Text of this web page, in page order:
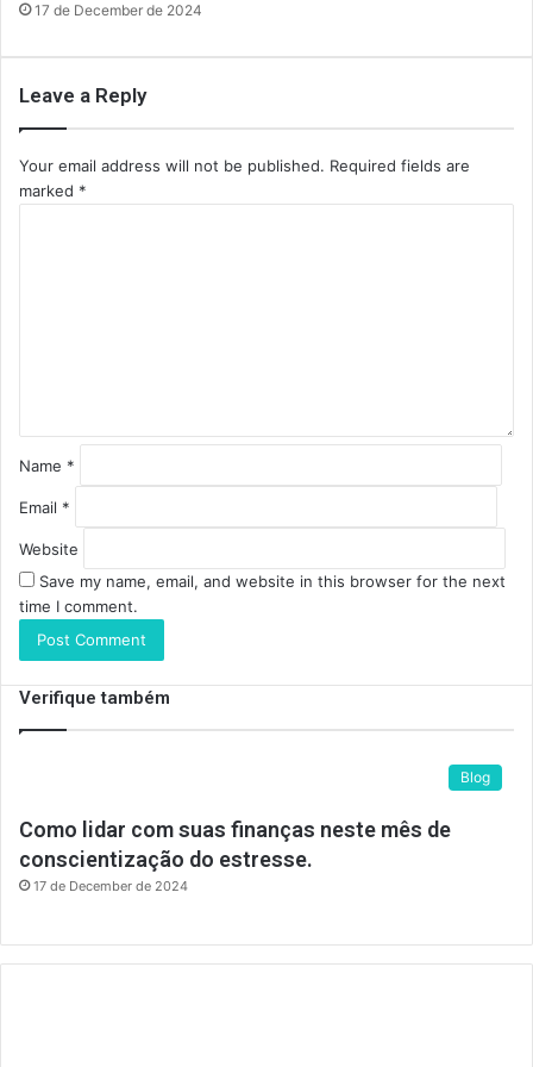
17 de December de 2024
Leave a Reply
Your email address will not be published. Required fields are
marked *
Name *
Email *
Website
Save my name, email, and website in this browser for the next
time I comment.
Verifique também
Blog
Como lidar com suas finanças neste mês de
conscientização do estresse.
17 de December de 2024